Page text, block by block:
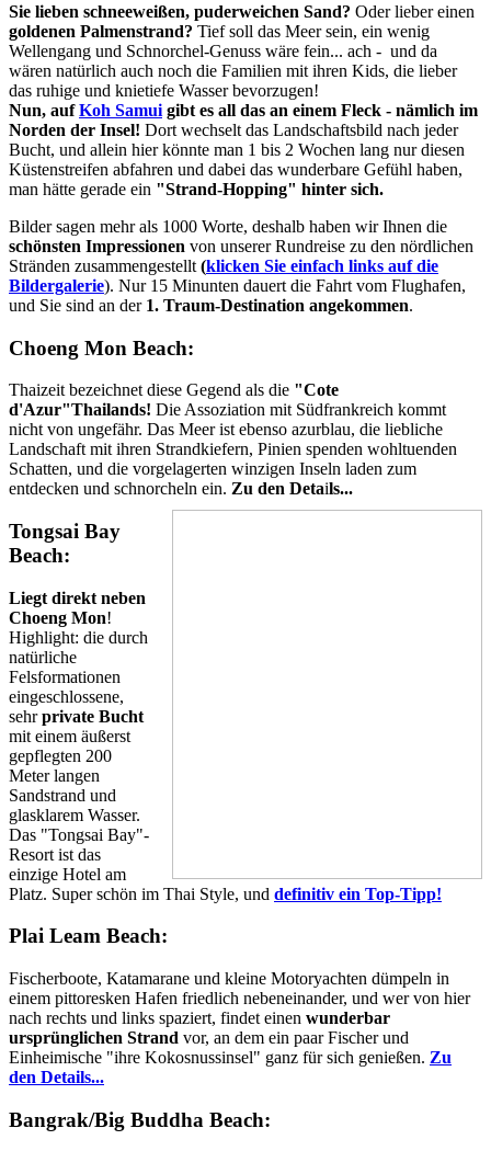
Sie lieben schneeweißen, puderweichen Sand? Oder lieber einen
goldenen Palmenstrand? Tief soll das Meer sein, ein wenig
Wellengang und Schnorchel-Genuss wäre fein... ach - und da
wären natürlich auch noch die Familien mit ihren Kids, die lieber
das ruhige und knietiefe Wasser bevorzugen!
Nun, aufKoh Samui gibt es all das an einem Fleck - nämlich im
Norden der Insel! Dort wechselt das Landschaftsbild nach jeder
Bucht, und allein hier könnte man 1 bis 2 Wochen lang nur diesen
Küstenstreifen abfahren und dabei das wunderbare Gefühl haben,
man hätte gerade ein "Strand-Hopping" hinter sich.
Bilder sagen mehr als 1000 Worte, deshalb haben wir Ihnen die
schönsten Impressionen von unserer Rundreise zu den nördlichen
Stränden zusammengestellt (klicken Sie einfach links auf die
Bildergalerie). Nur 15 Minunten dauert die Fahrt vom Flughafen,
und Sie sind an der 1. Traum-Destination angekommen.
Choeng Mon Beach:
Thaizeit bezeichnet diese Gegend als die "Cote
d'Azur"Thailands! Die Assoziation mit Südfrankreich kommt
nicht von ungefähr. Das Meer ist ebenso azurblau, die liebliche
Landschaft mit ihren Strandkiefern, Pinien spenden wohltuenden
Schatten, und die vorgelagerten winzigen Inseln laden zum
entdecken und schnorcheln ein. Zu den Details...
Tongsai Bay
Beach:
Liegt direkt neben
Choeng Mon!
Highlight: die durch
natürliche
Felsformationen
eingeschlossene,
sehrprivate Bucht
mit einem äußerst
gepflegten 200
Meter langen
Sandstrand und
glasklarem Wasser.
Das "Tongsai Bay"-
Resort ist das
einzige Hotel am
Platz. Super schön im Thai Style, und definitiv ein Top-Tipp!
Plai Leam Beach:
Fischerboote, Katamarane und kleine Motoryachten dümpeln in
einem pittoresken Hafen friedlich nebeneinander, und wer von hier
nach rechts und links spaziert, findet einen wunderbar
ursprünglichen Strand vor, an dem ein paar Fischer und
Einheimische "ihre Kokosnussinsel" ganz für sich genießen. Zu
den Details...
Bangrak/Big Buddha Beach: